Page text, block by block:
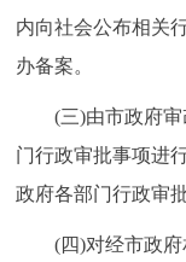
内向社会公布相关
办备案。
(三)由市政府审
门行政审批事项进
政府各部门行政审
(四)对经市政府